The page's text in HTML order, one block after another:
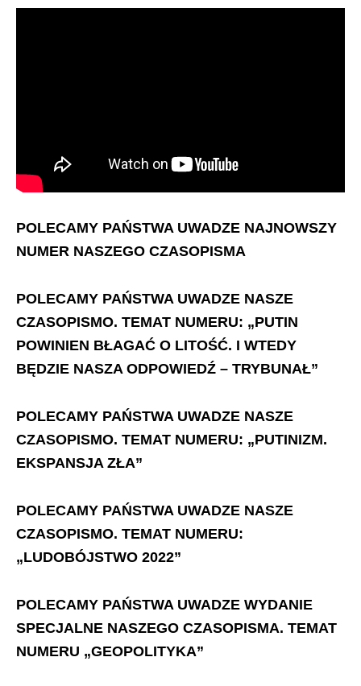
POLECAMY PAŃSTWA UWADZE NAJNOWSZY
NUMER NASZEGO CZASOPISMA
POLECAMY PAŃSTWA UWADZE NASZE
CZASOPISMO. TEMAT NUMERU: „PUTIN
POWINIEN BŁAGAĆ O LITOŚĆ. I WTEDY
BĘDZIE NASZA ODPOWIEDŹ – TRYBUNAŁ”
POLECAMY PAŃSTWA UWADZE NASZE
CZASOPISMO. TEMAT NUMERU: „PUTINIZM.
EKSPANSJA ZŁA”
POLECAMY PAŃSTWA UWADZE NASZE
CZASOPISMO. TEMAT NUMERU:
„LUDOBÓJSTWO 2022”
POLECAMY PAŃSTWA UWADZE WYDANIE
SPECJALNE NASZEGO CZASOPISMA. TEMAT
NUMERU „GEOPOLITYKA”